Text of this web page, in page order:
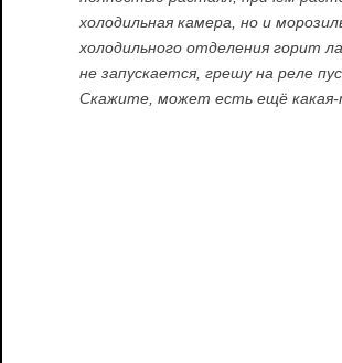
холодильная камера, но и
холодильного отделения горит
не запускается, грешу на реле
Скажите, может есть ещё какая-